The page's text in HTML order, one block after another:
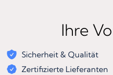
Ihre
Sicherheit & Qualität
Zertifizierte Lieferanten